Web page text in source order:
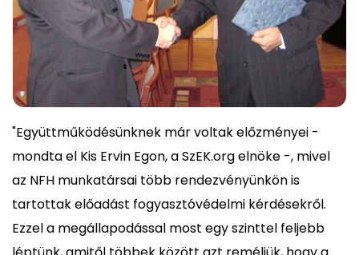
"Együttműködésünknek már voltak előzményei -
mondta el Kis Ervin Egon, a SzEK.org elnöke -, mivel
az NFH munkatársai több rendezvényünkön is
tartottak előadást fogyasztóvédelmi kérdésekről.
Ezzel a megállapodással most egy szinttel feljebb